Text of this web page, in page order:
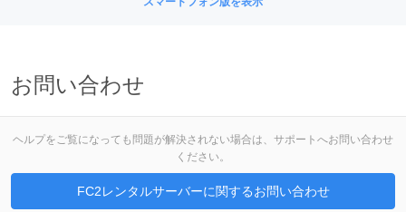
お問い合わせ
ヘルプをご覧になっても問題が解決されない場合は、サポートへお問い合わせ
ください。
FC2レンタルサーバーに関するお問い合わせ